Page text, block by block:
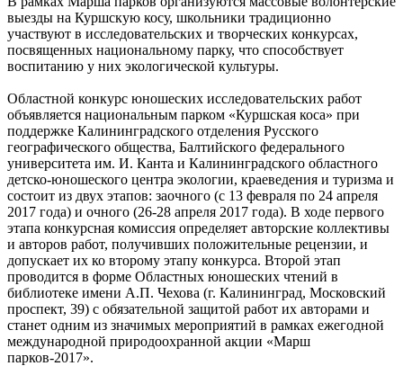
выезды на Куршскую косу, школьники традиционно
участвуют в исследовательских и творческих конкурсах,
посвященных национальному парку, что способствует
воспитанию у них экологической культуры.
Областной конкурс юношеских исследовательских работ
объявляется национальным парком «Куршская коса» при
поддержке Калининградского отделения Русского
географического общества, Балтийского федерального
университета им. И. Канта и Калининградского областного
детско-юношеского центра экологии, краеведения и туризма и
состоит из двух этапов: заочного (с 13 февраля по 24 апреля
2017 года) и очного (26-28 апреля 2017 года). В ходе первого
этапа конкурсная комиссия определяет авторские коллективы
и авторов работ, получивших положительные рецензии, и
допускает их ко второму этапу конкурса. Второй этап
проводится в форме Областных юношеских чтений в
библиотеке имени А.П. Чехова (г. Калининград, Московский
проспект, 39) с обязательной защитой работ их авторами и
станет одним из значимых мероприятий в рамках ежегодной
международной природоохранной акции «Марш
парков-2017».